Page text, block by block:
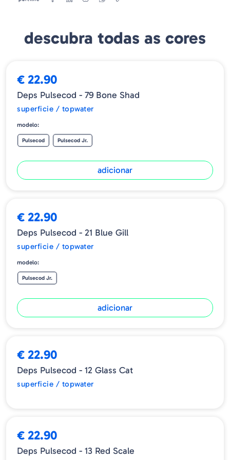
vegetação rasteira, águas abertas, estruturas submersas: graças à
descubra todas as cores
€ 22.90
Deps Pulsecod - 79 Bone Shad
superficie / topwater
modelo:
Pulsecod Pulsecod Jr.
adicionar
€ 22.90
Deps Pulsecod - 21 Blue Gill
superficie / topwater
modelo:
Pulsecod Jr.
adicionar
€ 22.90
Deps Pulsecod - 12 Glass Cat
superficie / topwater
€ 22.90
Deps Pulsecod - 13 Red Scale